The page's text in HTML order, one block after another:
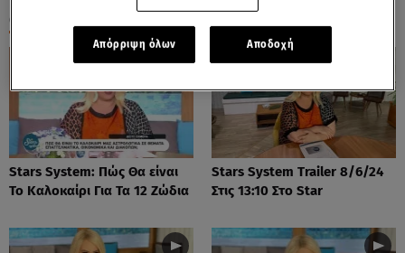
ΟΛΑ ΤΑ ΒΙΝΤΕΟ
Stars System: Πώς Θα είναι
Το Καλοκαίρι Για Τα 12 Ζώδια
Stars System Trailer 8/6/24
Στις 13:10 Στο Star
Απόρριψη όλων Αποδοχή